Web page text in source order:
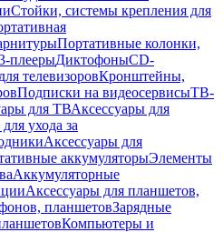
Стойки, системы крепления для
Портативные колонки,
плеерыДиктофоныCD-
телевизоровКронштейны,
Подписки на видеосервисыТВ-
для ТВАксессуары для
ухода за
Аксессуары для
аккумуляторыЭлементы
Аккумуляторные
Аксессуары для планшетов,
планшетовЗарядные
Компьютеры и